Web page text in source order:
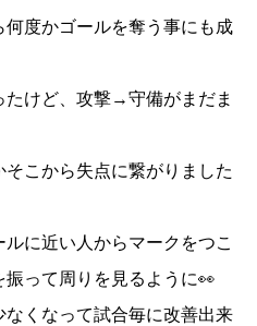
度かゴールを奪う事にも成
けど、攻撃→守備がまだま
こから失点に繋がりました
に近い人からマークをつこ
って周りを見るように👀
くなって試合毎に改善出来